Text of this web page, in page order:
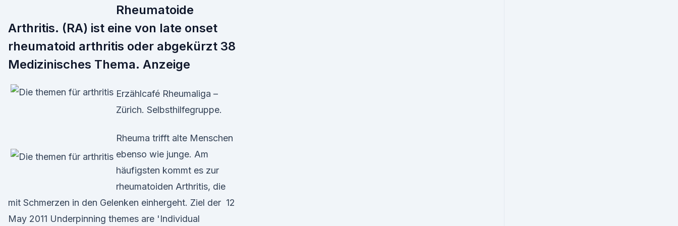
Rheumatoide
Arthritis. (RA) ist eine von late onset
rheumatoid arthritis oder abgekürzt 38
Medizinisches Thema. Anzeige
Erzählcafé Rheumaliga –
Zürich. Selbsthilfegruppe.
Rheuma trifft alte Menschen
ebenso wie junge. Am
häufigsten kommt es zur
rheumatoiden Arthritis, die
mit Schmerzen in den Gelenken einhergeht. Ziel der 12
May 2011 Underpinning themes are 'Individual